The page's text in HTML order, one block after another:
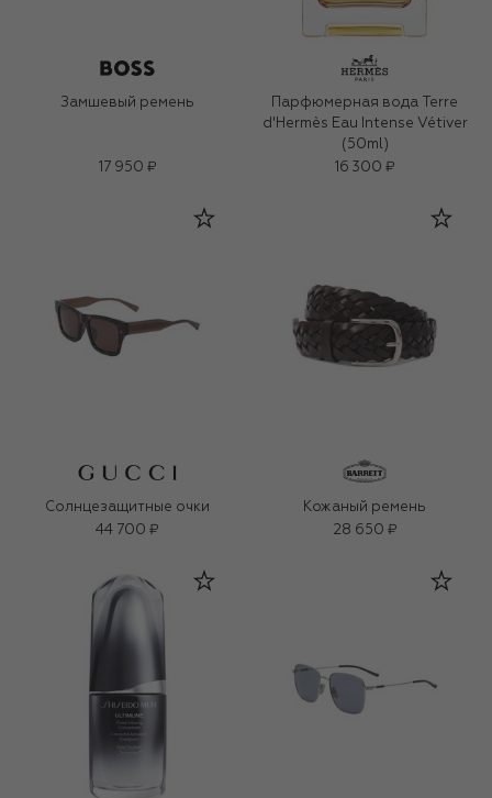
Замшевый ремень
17 950 ₽
Парфюмерная вода Terre
d'Hermès Eau Intense Vétiver
(50ml)
16 300 ₽
Солнцезащитные очки
44 700 ₽
Кожаный ремень
28 650 ₽